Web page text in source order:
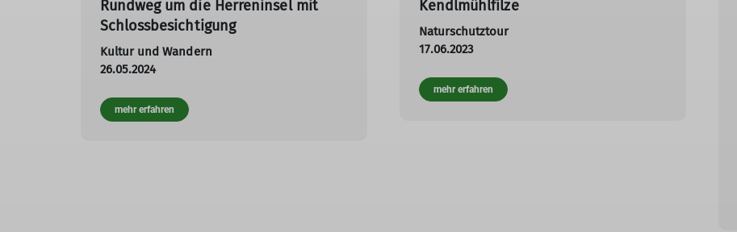
Rundweg um die Herreninsel mit
Schlossbesichtigung
Kultur und Wandern
26.05.2024
mehr erfahren
Kendlmühlfilze
Naturschutztour
17.06.2023
mehr erfahren